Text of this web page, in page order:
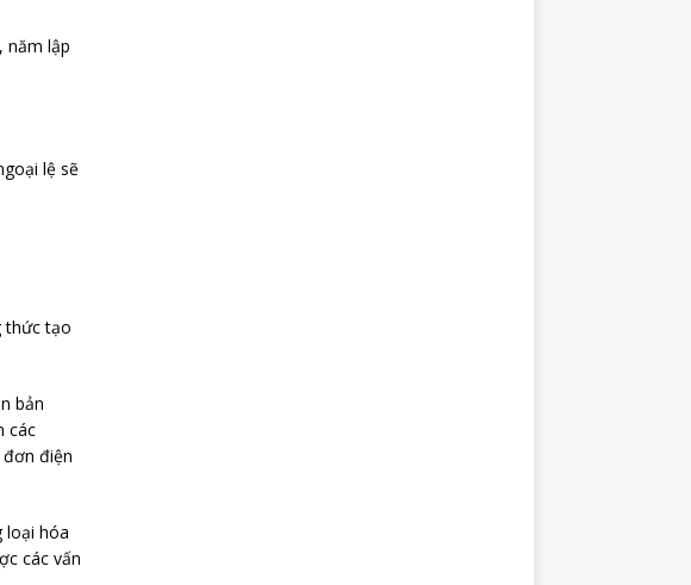
năm lập
lệ sẽ
thức tạo
bản
các
điện
loại hóa
các vấn